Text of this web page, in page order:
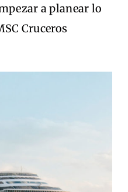
a planear lo
Cruceros